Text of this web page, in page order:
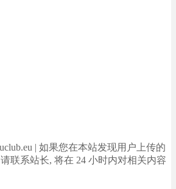
| 如果您在本站发现用户上传的
联系站长, 将在 24 小时内对相关内容